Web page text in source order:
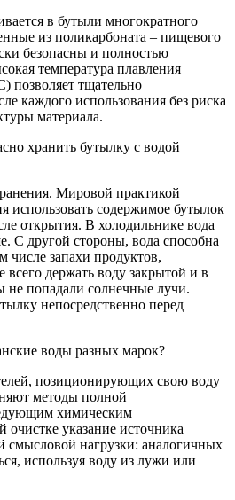
в бутыли многократного
из поликарбоната – пищевого
безопасны и полностью
температура плавления
позволяет тщательно
каждого использования без риска
материала.
хранить бутылку c водой
Мировой практикой
использовать содержимое бутылок
открытия. В холодильнике вода
С другой стороны, вода способна
числе запахи продуктов,
держать воду закрытой и в
не попадали солнечные лучи.
непосредственно перед
воды разных марок?
позиционирующих свою воду
методы полной
химическим
указание источника
смысловой нагрузки: аналогичных
используя воду из лужи или